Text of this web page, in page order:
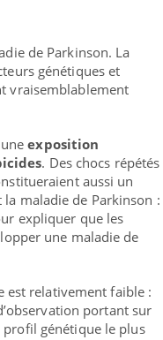
de Parkinson. La
génétiques et
vraisemblablement
uneexposition
. Des chocs répétés
aussi un
maladie de Parkinson :
expliquer que les
une maladie de
est relativement faible :
portant sur
profil génétique le plus